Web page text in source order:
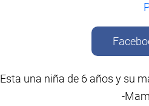
Esta una niña de 6 años y su
-